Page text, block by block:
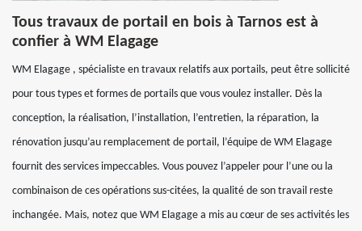
Tous travaux de portail en bois à Tarnos est à
confier à WM Elagage
WM Elagage , spécialiste en travaux relatifs aux portails, peut être sollicité
pour tous types et formes de portails que vous voulez installer. Dès la
conception, la réalisation, l’installation, l’entretien, la réparation, la
rénovation jusqu’au remplacement de portail, l’équipe de WM Elagage
fournit des services impeccables. Vous pouvez l’appeler pour l’une ou la
combinaison de ces opérations sus-citées, la qualité de son travail reste
inchangée. Mais, notez que WM Elagage a mis au cœur de ses activités les